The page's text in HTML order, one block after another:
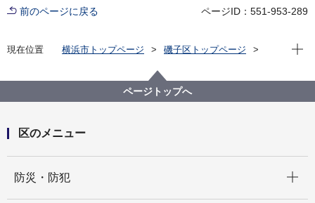
前のページに戻る ページID：551-953-289
現在位置 横浜市トップページ
磯子区トップページ
現在
ページトップへ
区のメニュー
防災・防犯